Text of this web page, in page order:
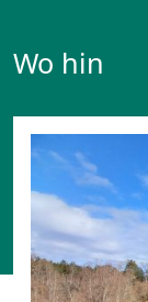
Wo hin